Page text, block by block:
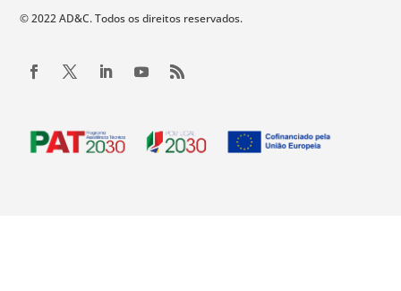
© 2022 AD&C. Todos os direitos reservados.